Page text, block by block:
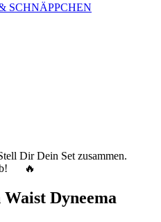
SCHNÄPPCHEN
Dir Dein Set zusammen.
🔥
Dyneema